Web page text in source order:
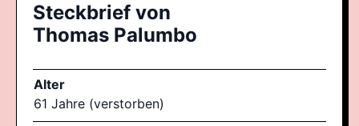
Steckbrief von
Thomas Palumbo
Alter
61 Jahre (verstorben)